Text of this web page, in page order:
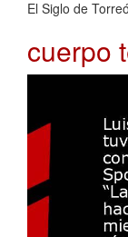
El Siglo de
cuerpo